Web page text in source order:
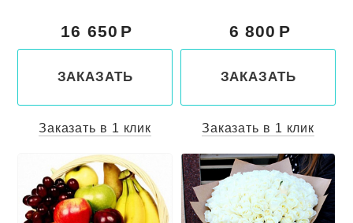
16 650
ЗАКАЗАТЬ
Заказать в 1 клик
6 800
ЗАКАЗАТЬ
Заказать в 1 клик